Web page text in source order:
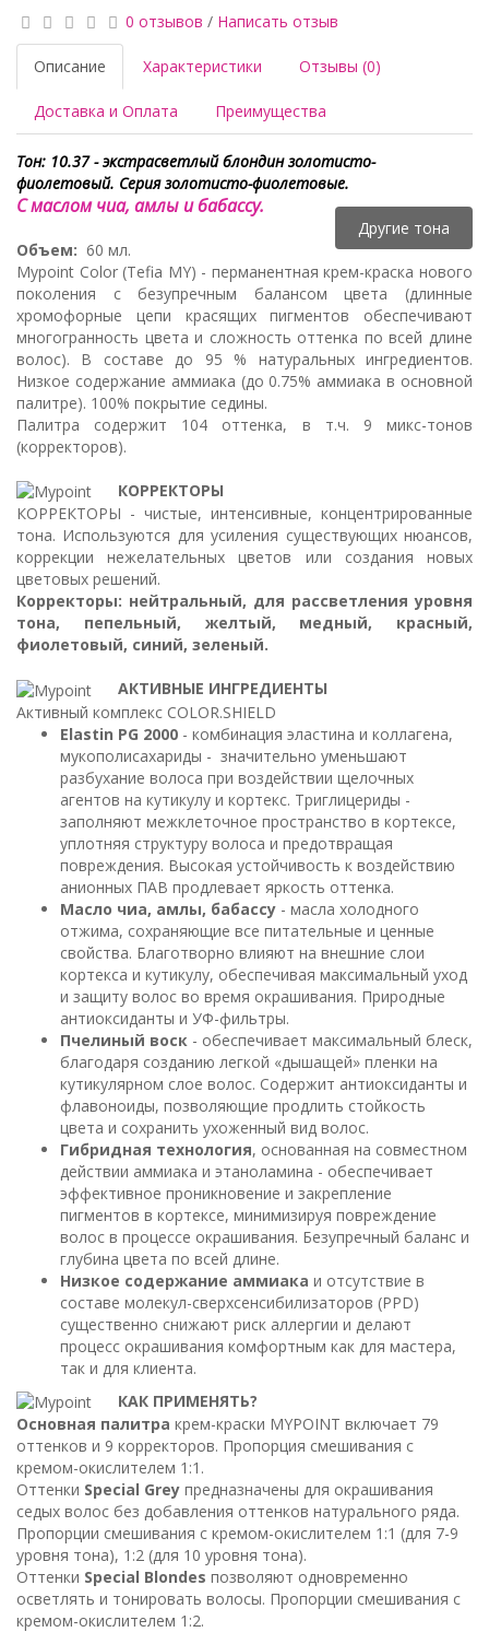
0 отзывов / Написать отзыв
Описание Характеристики Отзывы (0)
Доставка и Оплата Преимущества
Тон: 10.37 - экстрасветлый блондин золотисто-
фиолетовый. Серия золотисто-фиолетовые.
С маслом чиа, амлы и бабассу.
Другие тона
Объем: 60 мл.
Mypoint Color (Tefia MY) - перманентная крем-краска нового
поколения с безупречным балансом цвета (длинные
хромофорные цепи красящих пигментов обеспечивают
многогранность цвета и сложность оттенка по всей длине
волос). В составе до 95 % натуральных ингредиентов.
Низкое содержание аммиака (до 0.75% аммиака в основной
палитре). 100% покрытие седины.
Палитра содержит 104 оттенка, в т.ч. 9 микс-тонов
(корректоров).
КОРРЕКТОРЫ
КОРРЕКТОРЫ - чистые, интенсивные, концентрированные
тона. Используются для усиления существующих нюансов,
коррекции нежелательных цветов или создания новых
цветовых решений.
Корректоры: нейтральный, для рассветления уровня
тона, пепельный, желтый, медный, красный,
фиолетовый, синий, зеленый.
АКТИВНЫЕ ИНГРЕДИЕНТЫ
Активный комплекс COLOR.SHIELD
Elastin PG 2000 - комбинация эластина и коллагена,
мукополисахариды - значительно уменьшают
разбухание волоса при воздействии щелочных
агентов на кутикулу и кортекс. Триглицериды -
заполняют межклеточное пространство в кортексе,
уплотняя структуру волоса и предотвращая
повреждения. Высокая устойчивость к воздействию
анионных ПАВ продлевает яркость оттенка.
Масло чиа, амлы, бабассу - масла холодного
отжима, сохраняющие все питательные и ценные
свойства. Благотворно влияют на внешние слои
кортекса и кутикулу, обеспечивая максимальный уход
и защиту волос во время окрашивания. Природные
антиоксиданты и УФ-фильтры.
Пчелиный воск - обеспечивает максимальный блеск,
благодаря созданию легкой «дышащей» пленки на
кутикулярном слое волос. Содержит антиоксиданты и
флавоноиды, позволяющие продлить стойкость
цвета и сохранить ухоженный вид волос.
Гибридная технология, основанная на совместном
действии аммиака и этаноламина - обеспечивает
эффективное проникновение и закрепление
пигментов в кортексе, минимизируя повреждение
волос в процессе окрашивания. Безупречный баланс и
глубина цвета по всей длине.
Низкое содержание аммиака и отсутствие в
составе молекул-сверхсенсибилизаторов (PPD)
существенно снижают риск аллергии и делают
процесс окрашивания комфортным как для мастера,
так и для клиента.
КАК ПРИМЕНЯТЬ?
Основная палитра крем-краски MYPOINT включает 79
оттенков и 9 корректоров. Пропорция смешивания с
кремом-окислителем 1:1.
Оттенки Special Grey предназначены для окрашивания
седых волос без добавления оттенков натурального ряда.
Пропорции смешивания с кремом-окислителем 1:1 (для 7-9
уровня тона), 1:2 (для 10 уровня тона).
Оттенки Special Blondes позволяют одновременно
осветлять и тонировать волосы. Пропорции смешивания с
кремом-окислителем 1:2.